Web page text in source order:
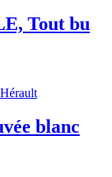
Tout bu
blanc